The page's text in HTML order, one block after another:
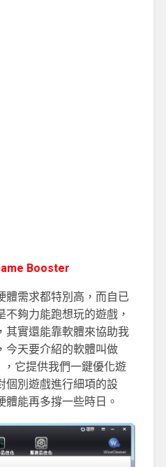
Booster
體需求都特別高，而自已
夠力能跑想玩的遊戲，
其實還能靠軟體來協助我
今天要介紹的軟體叫做
，它提供我們一鍵優化遊
個別遊戲進行細項的設
體能再多撐一些時日。